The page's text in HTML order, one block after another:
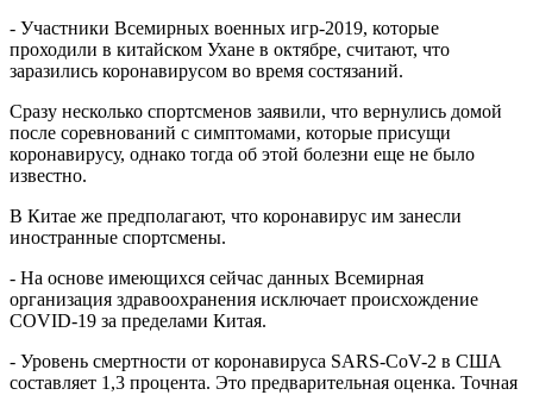
- Участники Всемирных военных игр-2019, которые
проходили в китайском Ухане в октябре, считают, что
заразились коронавирусом во время состязаний.
Сразу несколько спортсменов заявили, что вернулись домой
после соревнований с симптомами, которые присущи
коронавирусу, однако тогда об этой болезни еще не было
известно.
В Китае же предполагают, что коронавирус им занесли
иностранные спортсмены.
- На основе имеющихся сейчас данных Всемирная
организация здравоохранения исключает происхождение
COVID-19 за пределами Китая.
- Уровень смертности от коронавируса SARS-CoV-2 в США
составляет 1,3 процента. Это предварительная оценка. Точная